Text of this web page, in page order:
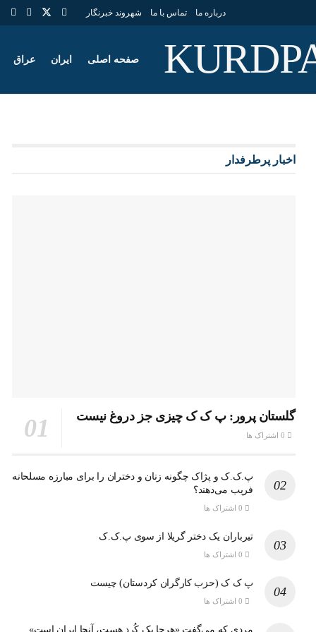
درباره ما تماس با ما شهروند خبرنگار
صفحه اصلی ایران عراق
اخبار پرطرفدار
گلستان پرور: پ ک ک چیزی جز دروغ نیست
پ.ک.ک و پژاک چگونه زنان و دختران را برای مبارزه مسلحانه
فریب می‌دهند؟
تیرباران یک دختر گریلا از سوی پ.ک.ک
پ ک ک (حزب کارگران کردستان) چیست
مردی که می‌گفت «هرجا یک کُرد هست، آنجا ایران است»